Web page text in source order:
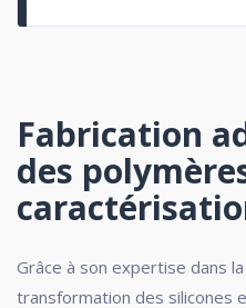
Fabrication
des
Grâce à son expertise dans
transformation des silicones